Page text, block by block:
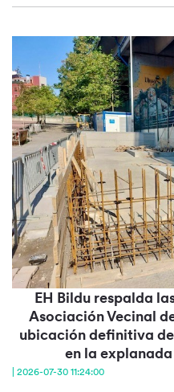
EH Bildu respalda
Asociación Vecinal
ubicación definitiva
en la
| 2026-07-30 11:24:00